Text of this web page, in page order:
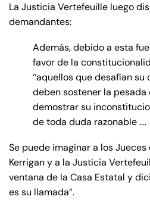
La Justicia Vertefeuille luego
demandantes:
Además, debido a esta
favor de la
‘‘aquellos que desafían
deben sostener la pesada
demostrar su
de toda duda razonable ….
Se puede imaginar a los
Kerrigan y a la Justicia
ventana de la Casa Estatal y
es su llamada”.